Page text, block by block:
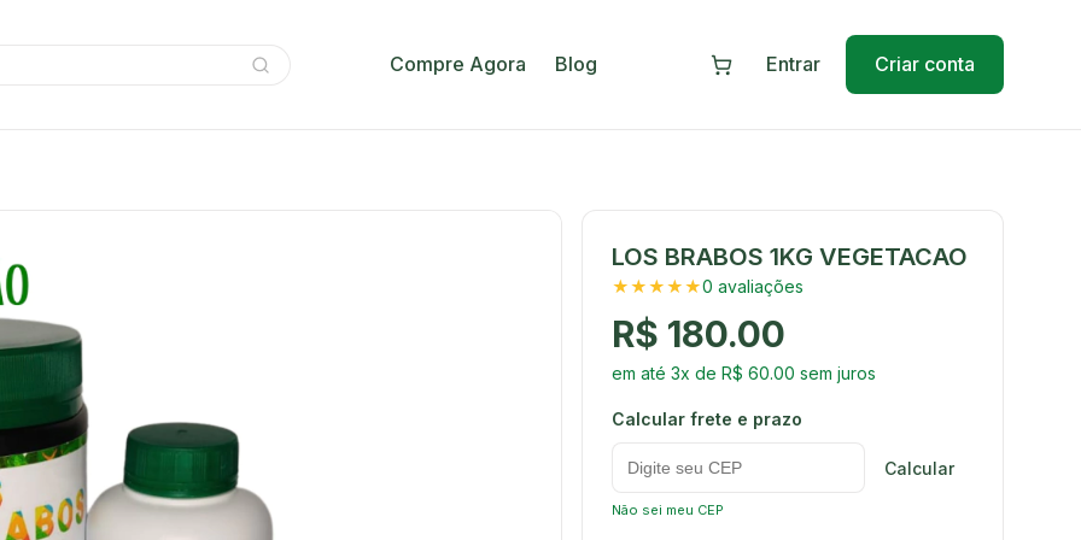
Compre Agora Blog Entrar Criar conta
LOS BRABOS 1KG VEGETACAO
★★★★★0 avaliações
R$ 180.00
em até 3x de R$ 60.00 sem juros
Calcular frete e prazo
Calcular
Não sei meu CEP